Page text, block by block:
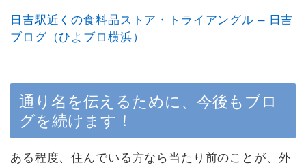
日吉駅近くの食料品ストア・トライアングル – 日吉
ブログ（ひよブロ横浜）
通り名を伝えるために、今後もブロ
グを続けます！
ある程度、住んでいる方なら当たり前のことが、外